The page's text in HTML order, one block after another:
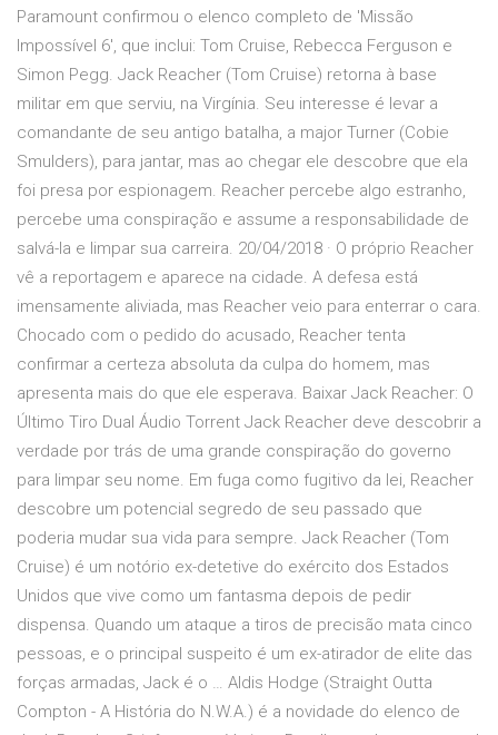
Paramount confirmou o elenco completo de 'Missão
Impossível 6', que inclui: Tom Cruise, Rebecca Ferguson e
Simon Pegg. Jack Reacher (Tom Cruise) retorna à base
militar em que serviu, na Virgínia. Seu interesse é levar a
comandante de seu antigo batalha, a major Turner (Cobie
Smulders), para jantar, mas ao chegar ele descobre que ela
foi presa por espionagem. Reacher percebe algo estranho,
percebe uma conspiração e assume a responsabilidade de
salvá-la e limpar sua carreira. 20/04/2018 · O próprio Reacher
vê a reportagem e aparece na cidade. A defesa está
imensamente aliviada, mas Reacher veio para enterrar o cara.
Chocado com o pedido do acusado, Reacher tenta
confirmar a certeza absoluta da culpa do homem, mas
apresenta mais do que ele esperava. Baixar Jack Reacher: O
Último Tiro Dual Áudio Torrent Jack Reacher deve descobrir a
verdade por trás de uma grande conspiração do governo
para limpar seu nome. Em fuga como fugitivo da lei, Reacher
descobre um potencial segredo de seu passado que
poderia mudar sua vida para sempre. Jack Reacher (Tom
Cruise) é um notório ex-detetive do exército dos Estados
Unidos que vive como um fantasma depois de pedir
dispensa. Quando um ataque a tiros de precisão mata cinco
pessoas, e o principal suspeito é um ex-atirador de elite das
forças armadas, Jack é o … Aldis Hodge (Straight Outta
Compton - A História do N.W.A.) é a novidade do elenco de